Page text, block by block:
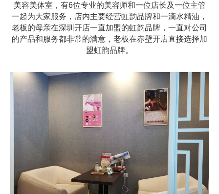
美容美体室，有6位专业的美容师和一位店长及一位主管
一起为大家服务，店内主要经营虹韵品牌和一滴水精油，
老板的母亲在深圳开店一直加盟的虹韵品牌，一直对公司
的产品和服务都非常的满意，老板在赤壁开店直接选择加
盟虹韵品牌。